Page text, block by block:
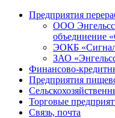
Предприятия
ООО
объединение
ЭОКБ
ЗАО
Финансово-
Предприятия
Торговые
Связь, почта